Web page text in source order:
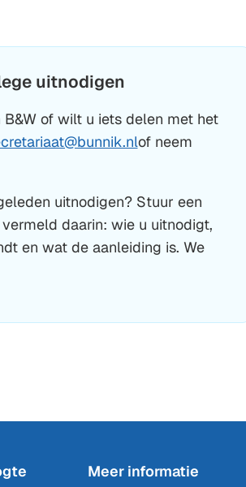
uitnodigen
of wilt u iets delen met het
(Verwijst
e-
mailadres)
of neem
uitnodigen? Stuur een
daarin: wie u uitnodigt,
en wat de aanleiding is. We
Meer informatie